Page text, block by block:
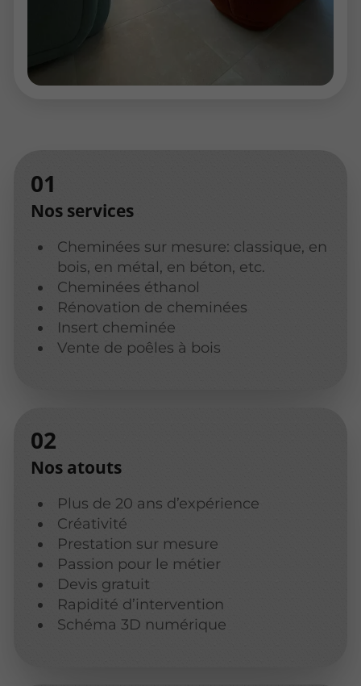
Nos services
Cheminées sur mesure: classique, en
bois, en métal, en béton, etc.
Cheminées éthanol
Rénovation de cheminées
Insert cheminée
Vente de poêles à bois
Nos atouts
Plus de 20 ans d’expérience
Créativité
Prestation sur mesure
Passion pour le métier
Devis gratuit
Rapidité d’intervention
Schéma 3D numérique